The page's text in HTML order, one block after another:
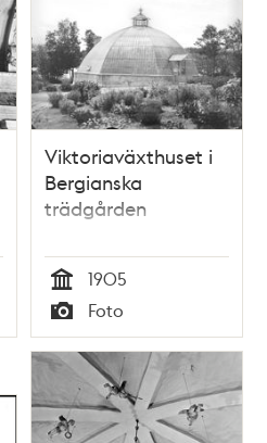
Viktoriaväxthuset i
Bergianska
trädgården
Tid
1905
Typ
Foto